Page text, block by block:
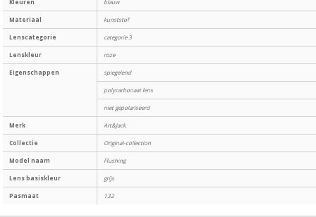
Kleuren blauw
Materiaal kunststof
Lenscategorie categorie 3
Lenskleur roze
Eigenschappen spiegelend
polycarbonaat lens
niet gepolariseerd
Merk Art&Jack
Collectie Original-collection
Model naam Flushing
Lens basiskleur grijs
Pasmaat 132